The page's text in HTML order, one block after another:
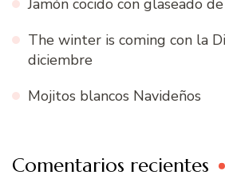
Jamón cocido con glaseado
The winter is coming con la
diciembre
Mojitos blancos Navideños
Comentarios recientes